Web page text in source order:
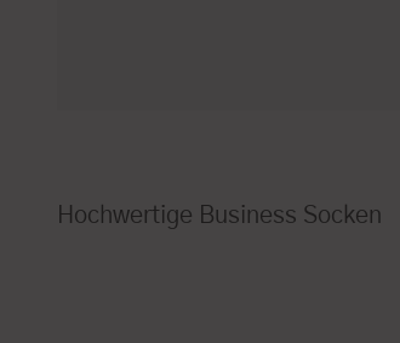
Hochwertige Business Socken